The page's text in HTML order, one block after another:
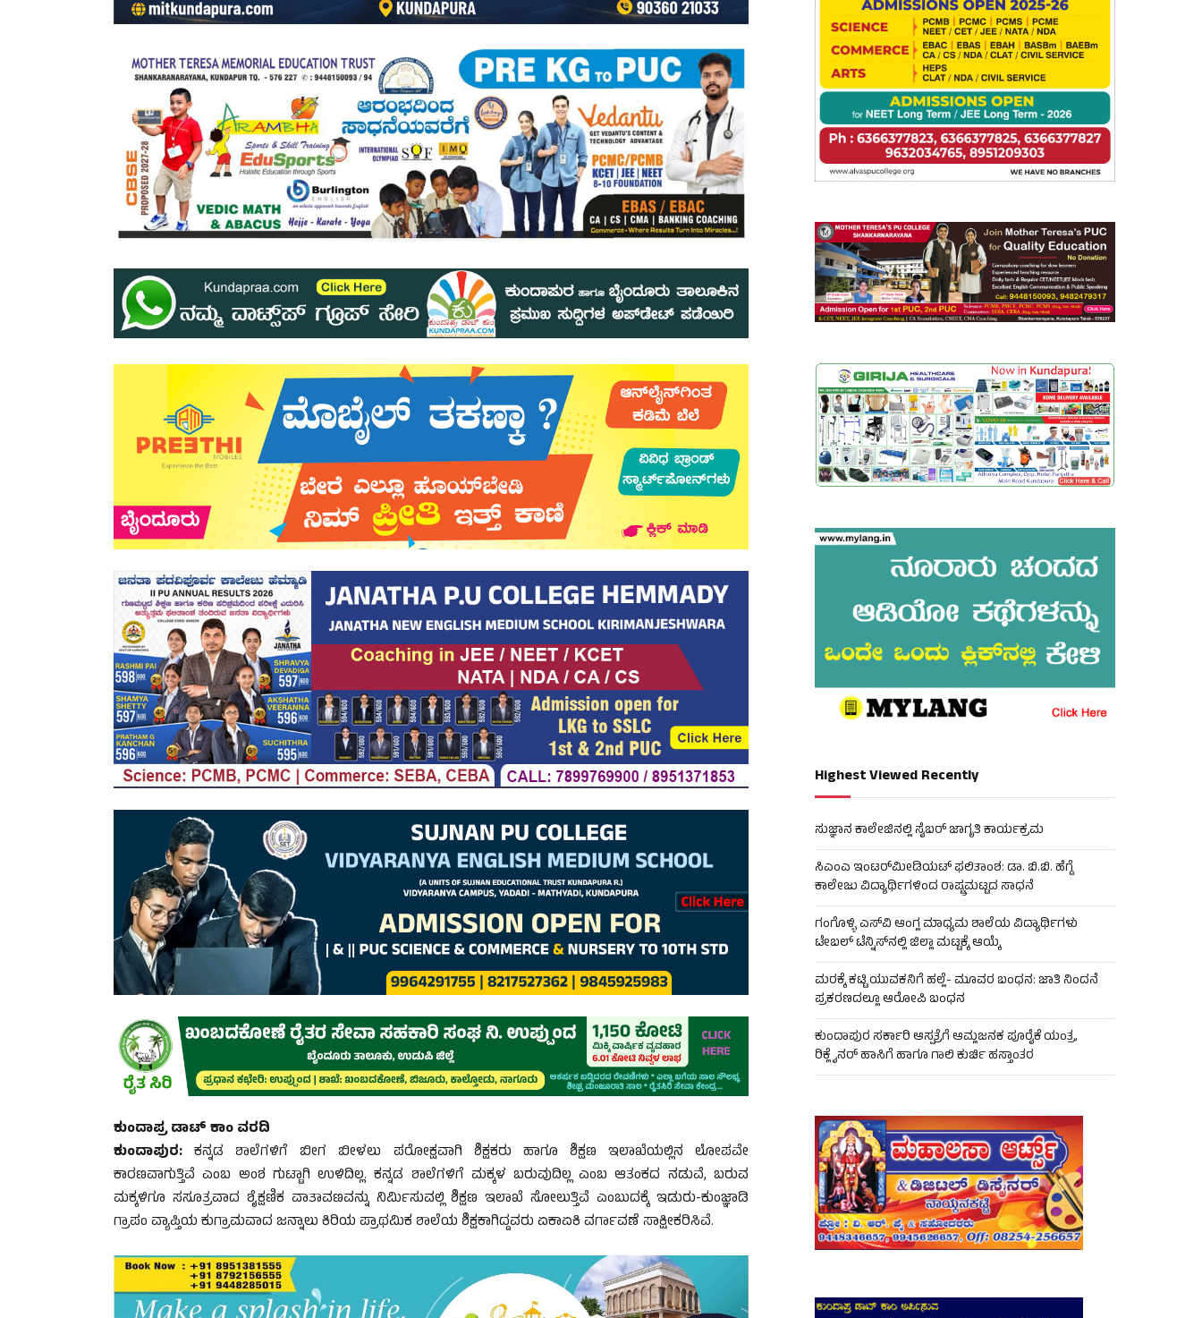
ಕುಂದಾಪ್ರ ಡಾಟ್ ಕಾಂ ವರದಿ
ಕುಂದಾಪುರ: ಕನ್ನಡ ಶಾಲೆಗಳಿಗೆ ಬೀಗ ಬೀಳಲು ಪರೋಕ್ಷವಾಗಿ ಶಿಕ್ಷಕರು ಹಾಗೂ ಶಿಕ್ಷಣ ಇಲಾಖೆಯಲ್ಲಿನ ಲೋಪವೇ
ಕಾರಣವಾಗುತ್ತಿವೆ ಎಂಬ ಅಂಶ ಗುಟ್ಟಾಗಿ ಉಳಿದಿಲ್ಲ. ಕನ್ನಡ ಶಾಲೆಗಳಿಗೆ ಮಕ್ಕಳ ಬರುವುದಿಲ್ಲ ಎಂಬ ಆತಂಕದ ನಡುವೆ, ಬರುವ
ಮಕ್ಕಳಿಗೂ ಸಸೂತ್ರವಾದ ಶೈಕ್ಷಣಿಕ ವಾತಾವಣವನ್ನು ನಿರ್ಮಿಸುವಲ್ಲಿ ಶಿಕ್ಷಣ ಇಲಾಖೆ ಸೋಲುತ್ತಿವೆ ಎಂಬುದಕ್ಕೆ ಇಡುರು-ಕುಂಜ್ಞಾಡಿ
ಗ್ರಾಪಂ ವ್ಯಾಪ್ತಿಯ ಕುಗ್ರಾಮವಾದ ಜನ್ನಾಲು ಕಿರಿಯ ಪ್ರಾಥಮಿಕ ಶಾಲೆಯ ಶಿಕ್ಷಕಾಗಿದ್ದವರು ಏಕಾಏಕಿ ವರ್ಗಾವಣೆ ಸಾಕ್ಷೀಕರಿಸಿವೆ.
Highest Viewed Recently
ಸುಜ್ಞಾನ ಕಾಲೇಜಿನಲ್ಲಿ ಸೈಬರ್ ಜಾಗೃತಿ ಕಾರ್ಯಕ್ರಮ
ಸಿಎಂಎ ಇಂಟರ್‌ಮೀಡಿಯಟ್ ಫಲಿತಾಂಶ: ಡಾ. ಬಿ.ಬಿ. ಹೆಗ್ಡೆ
ಕಾಲೇಜು ವಿದ್ಯಾರ್ಥಿಗಳಿಂದ ರಾಷ್ಟ್ರಮಟ್ಟದ ಸಾಧನೆ
ಗಂಗೊಳ್ಳಿ ಎಸ್‌ವಿ ಆಂಗ್ಲ ಮಾಧ್ಯಮ ಶಾಲೆಯ ವಿದ್ಯಾರ್ಥಿಗಳು
ಟೇಬಲ್‌ ಟೆನ್ನಿಸ್‌ನಲ್ಲಿ ಜಿಲ್ಲಾ ಮಟ್ಟಕ್ಕೆ ಆಯ್ಕೆ
ಮರಕ್ಕೆ ಕಟ್ಟಿ ಯುವಕನಿಗೆ ಹಲ್ಲೆ- ಮೂವರ ಬಂಧನ: ಜಾತಿ ನಿಂದನೆ
ಪ್ರಕರಣದಲ್ಲೂ ಆರೋಪಿ ಬಂಧನ
ಕುಂದಾಪುರ ಸರ್ಕಾರಿ ಆಸ್ಪತ್ರೆಗೆ ಆಮ್ಲಜನಕ ಪೂರೈಕೆ ಯಂತ್ರ,
ರಿಕ್ಲೈನರ್ ಹಾಸಿಗೆ ಹಾಗೂ ಗಾಲಿ ಕುರ್ಚಿ ಹಸ್ತಾಂತರ